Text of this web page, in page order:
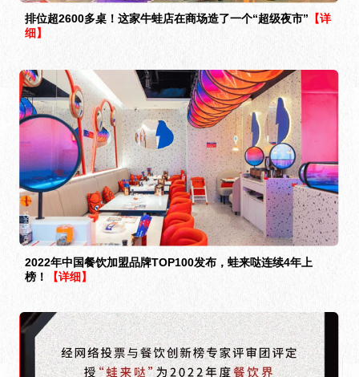
排位超2600多桌！这家牛蛙店在商场造了一个“超级夜市” 【详
细】
2022年中国餐饮加盟品牌TOP100发布，蛙来哒连续4年上
榜！
【详细】